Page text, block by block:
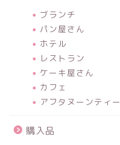
ブランチ
パン屋さん
ホテル
レストラン
ケーキ屋さん
カフェ
アフタヌーンティー
購入品